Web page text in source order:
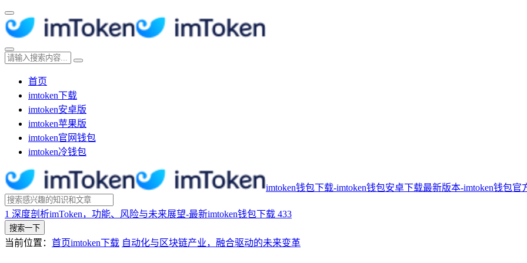
首页
imtoken下载
imtoken安卓版
imtoken苹果版
imtoken官网钱包
imtoken冷钱包
imtoken钱包下载-imtoken钱包安卓下载最新版本-imtoken钱包官
1 深度剖析imToken，功能、风险与未来展望-最新imtoken钱包下载 433
搜索一下
当前位置： 首页imtoken下载 自动化与区块链产业，融合驱动的未来变革